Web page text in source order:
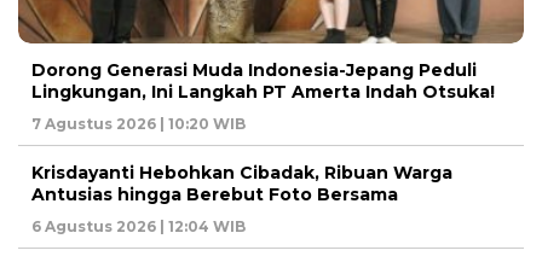
Dorong Generasi Muda Indonesia-Jepang Peduli
Lingkungan, Ini Langkah PT Amerta Indah Otsuka!
7 Agustus 2026 | 10:20 WIB
Krisdayanti Hebohkan Cibadak, Ribuan Warga
Antusias hingga Berebut Foto Bersama
6 Agustus 2026 | 12:04 WIB